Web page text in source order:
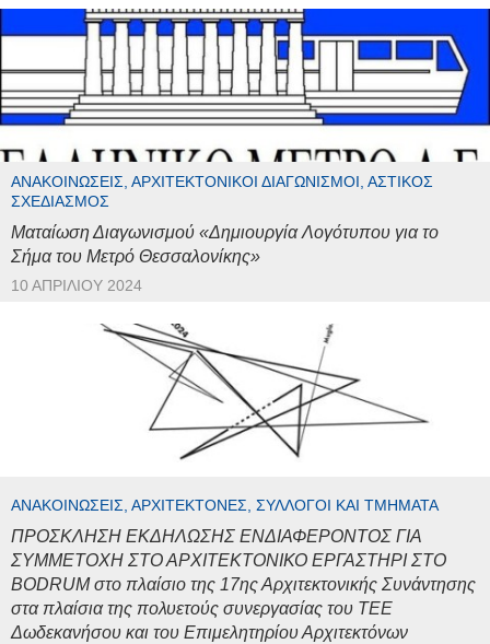
ΑΝΑΚΟΙΝΏΣΕΙΣ, ΑΡΧΙΤΕΚΤΟΝΙΚΟΊ ΔΙΑΓΩΝΙΣΜΟΊ, ΑΣΤΙΚΌΣ
ΣΧΕΔΙΑΣΜΌΣ
Ματαίωση Διαγωνισμού «Δημιουργία Λογότυπου για το
Σήμα του Μετρό Θεσσαλονίκης»
10 ΑΠΡΙΛΊΟΥ 2024
ΑΝΑΚΟΙΝΏΣΕΙΣ, ΑΡΧΙΤΈΚΤΟΝΕΣ, ΣΎΛΛΟΓΟΙ ΚΑΙ ΤΜΉΜΑΤΑ
ΠΡΟΣΚΛΗΣΗ ΕΚΔΗΛΩΣΗΣ ΕΝΔΙΑΦΕΡΟΝΤΟΣ ΓΙΑ
ΣΥΜΜΕΤΟΧΗ ΣΤΟ ΑΡΧΙΤΕΚΤΟΝΙΚΟ ΕΡΓΑΣΤΗΡΙ ΣΤΟ
BODRUM στο πλαίσιο της 17ης Αρχιτεκτονικής Συνάντησης
στα πλαίσια της πολυετούς συνεργασίας του ΤΕΕ
Δωδεκανήσου και του Επιμελητηρίου Αρχιτεκτόνων